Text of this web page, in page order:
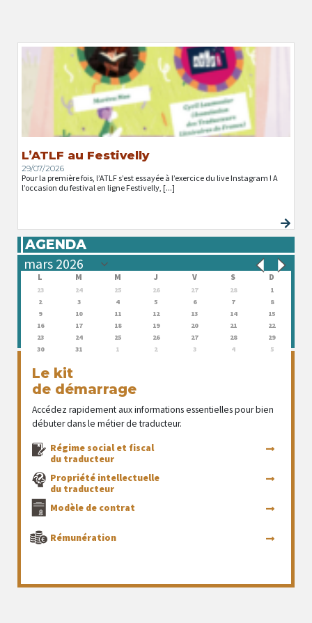
L’ATLF au Festivelly
29/07/2026
Pour la première fois, l’ATLF s’est essayée à l’exercice du live Instagram ! A
l’occasion du festival en ligne Festivelly, [...]
AGENDA
L M M J V S D
23 24 25 26 27 28
1
2
3 4 5 6 7
8
9
10 11 12 13 14
15
16
17 18 19 20 21
22
23
24 25 26 27 28
29
30
31 1 2 3 4 5
Le kit
de démarrage
Accédez rapidement aux informations essentielles pour bien
débuter dans le métier de traducteur.
Régime social et fiscal
du traducteur
Propriété intellectuelle
du traducteur
Modèle de contrat
Rémunération